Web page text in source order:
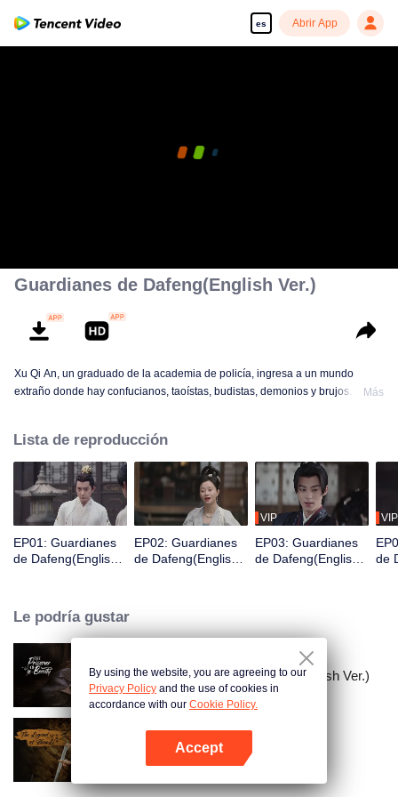
es Abrir App
Guardianes de Dafeng(English Ver.)
Xu Qi An, un graduado de la academia de policía, ingresa a un mundo
extraño donde hay confucianos, taoístas, budistas, demonios y brujos.
organización de guardianes para cambiar su destino y así convertirse en un
Guardián.
Más
Lista de reproducción
EP01: Guardianes
de Dafeng(English
EP02: Guardianes
de Dafeng(English
VIP
EP03: Guardianes
de Dafeng(English
VIP
de
Le podría gustar
El Prisionero de la Belleza (English Ver.)
La leyenda de ShenLi
By using the website, you are agreeing to our
Privacy Policy and the use of cookies in
accordance with our Cookie Policy.
Accept